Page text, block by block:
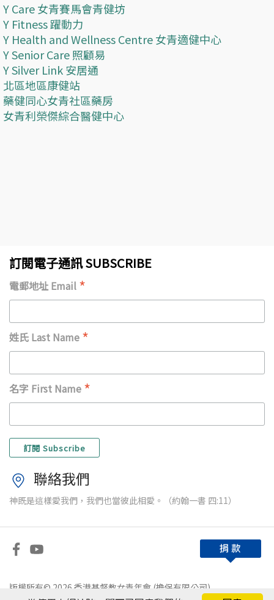
Y Care 女青賽馬會青健坊
Y Fitness 躍動力
Y Health and Wellness Centre 女青適健中心
Y Senior Care 照顧易
Y Silver Link 安居通
北區地區康健站
藥健同心女青社區藥房
女青利榮傑綜合醫健中心
訂閱電子通訊 SUBSCRIBE
電郵地址 Email *
姓氏 Last Name *
名字 First Name *
聯絡我們
神既是這樣愛我們，我們也當彼此相愛。（約翰一書 四:11）
版權所有© 2026 香港基督教女青年會 (擔保有限公司)